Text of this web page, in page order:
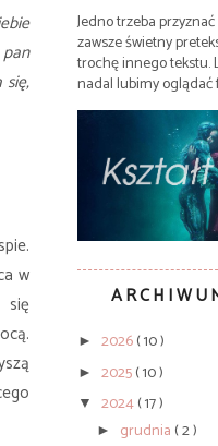
w
się
Jedno trzeba
zawsze świetny
trochę innego tekstu.
nadal lubimy oglądać
► 2026( 10 )
► 2025( 10 )
▼ 2024( 17 )
► grudnia ( 2 )